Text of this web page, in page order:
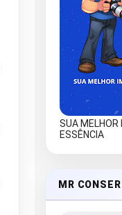
SUA MELHOR
ESSÊNCIA
MR